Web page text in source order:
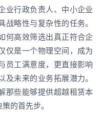
业行政负责人、中小企业
略性与复杂性的任务。
何高效筛选出真正符合企
仅是一个物理空间，成为
员工满意度，更直接影响
未来的业务拓展潜力。
那些能够提供超越租赁本
的首先步。